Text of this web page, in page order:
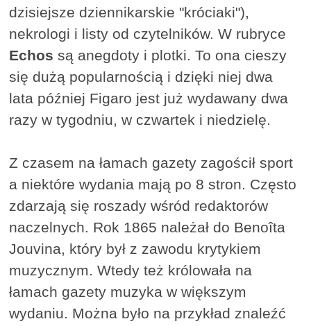
dzisiejsze dziennikarskie "króciaki"),
nekrologi i listy od czytelników. W rubryce
Echos są anegdoty i plotki. To ona cieszy
się dużą popularnością i dzięki niej dwa
lata później Figaro jest już wydawany dwa
razy w tygodniu, w czwartek i niedzielę.
Z czasem na łamach gazety zagościł sport
a niektóre wydania mają po 8 stron. Często
zdarzają się roszady wśród redaktorów
naczelnych. Rok 1865 należał do Benoîta
Jouvina, który był z zawodu krytykiem
muzycznym. Wtedy też królowała na
łamach gazety muzyka w większym
wydaniu. Można było na przykład znaleźć